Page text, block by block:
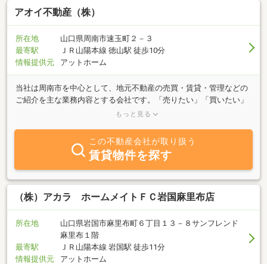
アオイ不動産（株）
所在地
山口県周南市速玉町２－３
最寄駅
ＪＲ山陽本線 徳山駅 徒歩10分
情報提供元
アットホーム
当社は周南市を中心として、地元不動産の売買・賃貸・管理などの
ご紹介を主な業務内容とする会社です。「売りたい」「買いたい」
「借りたい」ご希望の方は、不動産に関する質問はなんでもお気軽
ディな対応を心がけております。特に周南エリアはぜひ、当社へご
もっと見る
この不動産会社が取り扱う
賃貸物件を探す
（株）アカラ ホームメイトＦＣ岩国麻里布店
所在地
山口県岩国市麻里布町６丁目１３－８サンフレンド
麻里布１階
最寄駅
ＪＲ山陽本線 岩国駅 徒歩11分
情報提供元
アットホーム